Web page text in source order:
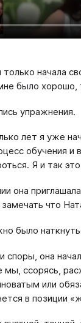
только начала
было хорошо,
упражнения.
лет я уже
обучения
Я и так
она
что
было
она
ссорясь,
или
в позиции